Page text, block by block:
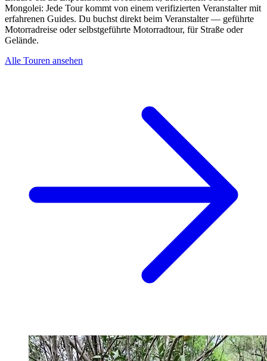
Mongolei: Jede Tour kommt von einem verifizierten Veranstalter mit
erfahrenen Guides. Du buchst direkt beim Veranstalter — geführte
Motorradreise oder selbstgeführte Motorradtour, für Straße oder
Gelände.
Alle Touren ansehen